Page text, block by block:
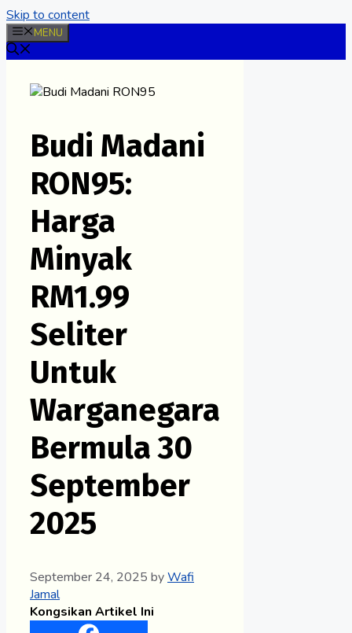
Skip to content
MENU
Budi Madani
RON95:
Harga
Minyak
RM1.99
Seliter
Untuk
Warganegara
Bermula 30
September
2025
September 24, 2025 byWafi
Jamal
Kongsikan Artikel Ini